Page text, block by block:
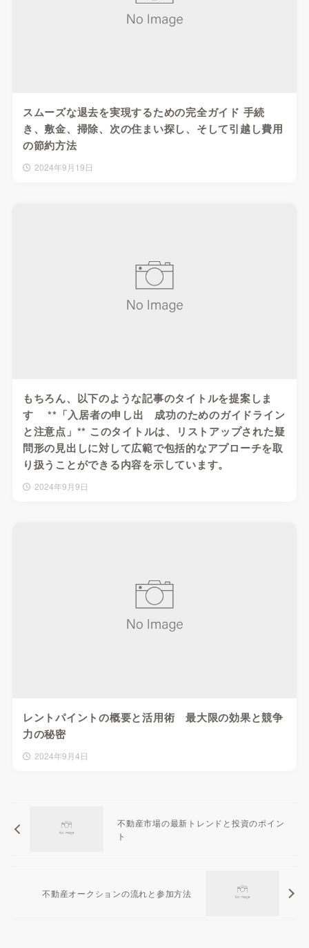
スムーズな退去を実現するための完全ガイド 手続
き、敷金、掃除、次の住まい探し、そして引越し費用
の節約方法
2024年9月19日
もちろん、以下のような記事のタイトルを提案しま
す **「入居者の申し出 成功のためのガイドライン
と注意点」** このタイトルは、リストアップされた疑
問形の見出しに対して広範で包括的なアプローチを取
り扱うことができる内容を示しています。
2024年9月9日
レントパイントの概要と活用術 最大限の効果と競争
力の秘密
2024年9月4日
不動産市場の最新トレンドと投資のポイン
ト
不動産オークションの流れと参加方法